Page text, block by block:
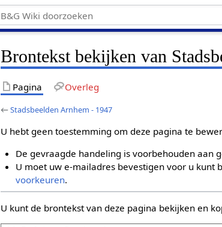
Brontekst bekijken van
Pagina Overleg
←Stadsbeelden Arnhem - 1947
U hebt geen toestemming om deze pagina te
De gevraagde handeling is voorbehouden aan
U moet uw e-mailadres bevestigen voor u kunt
voorkeuren.
U kunt de brontekst van deze pagina bekijken en